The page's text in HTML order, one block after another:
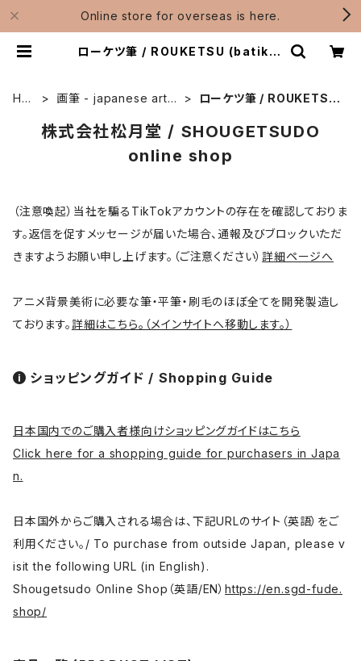
Online store for overseas is here.
ローケツ筆 / ROUKETSU (batik) |
HO
画筆 - japanese art b
ローケツ筆 / ROUKETSU
株式会社松月堂 / SHOUGETSUDO
online shop
（注意喚起）当社を騙るTikTokアカウントの存在を確認しておりま
す。返信を促すメッセージが届いた場合、通報及びブロックいただ
きますようお願い申し上げます。（ご注意ください）詳細ページへ
アニメ背景美術に必要な筆・平筆・刷毛のほぼ全てを開発製造し
ております。詳細はこちら。（メインサイトへ移動します。）
ショッピングガイド / Shopping Guide
日本国内でのご購入者様向けショッピングガイドはこちら
Click here for a shopping guide for purchasers in Japa
n.
日本国外からご購入される場合は、下記URLのサイト（英語）をご
利用ください。/ To purchase from outside Japan, please v
isit the following URL (in English).
Shougetsudo Online Shop（英語/EN）https://en.sgd-fude.
shop/